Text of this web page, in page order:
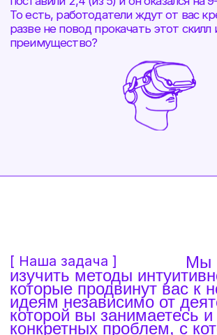
Мы поможем
изучить методы интуитивного поиска,
которые продвинут вас к новым
идеям независимо от деятельности,
которой вы занимаетесь и
конкретных проблем, с которыми вы
сталкиваетесь. Вы найдете новые,
свежие и сильные идеи, путем
активации работы подсознания с
обходом ментальных шаблонов.
В повседневной работе, в бизнесе, постоянно
встают задачи, которые «наскоком» не решить…
Если мы умеем находить необычные способы
реализации привычных вещей, про нас скажут —
он креативный!
Креативные подходы к решению задач — это
требование времени.
[ Наша задача ]
задуматься над вопросом как-то иначе — это
креативная идея.